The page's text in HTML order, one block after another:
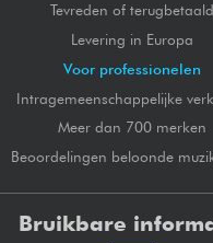
Tevreden of terugbetaald
Levering in Europa
Voor professionelen
Intragemeenschappelijke
Meer dan 700 merken
Beoordelingen beloonde
Bruikbare